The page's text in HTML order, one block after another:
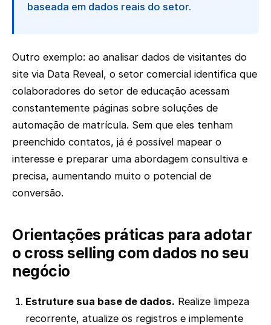
baseada em dados reais do setor.
Outro exemplo: ao analisar dados de visitantes do
site via Data Reveal, o setor comercial identifica que
colaboradores do setor de educação acessam
constantemente páginas sobre soluções de
automação de matrícula. Sem que eles tenham
preenchido contatos, já é possível mapear o
interesse e preparar uma abordagem consultiva e
precisa, aumentando muito o potencial de
conversão.
Orientações práticas para adotar
o cross selling com dados no seu
negócio
Estruture sua base de dados. Realize limpeza
recorrente, atualize os registros e implemente